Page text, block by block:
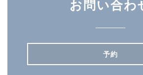
お問い合わ
予約